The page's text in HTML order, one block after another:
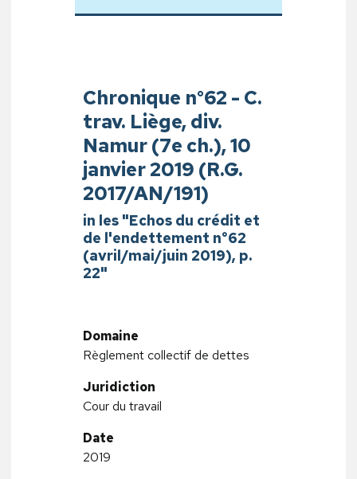
Chronique n°62 - C.
trav. Liège, div.
Namur (7e ch.), 10
janvier 2019 (R.G.
2017/AN/191)
in les "Echos du crédit et
de l'endettement n°62
(avril/mai/juin 2019), p.
22"
Domaine
Règlement collectif de dettes
Juridiction
Cour du travail
Date
2019